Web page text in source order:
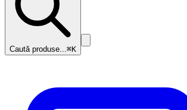
Caută produse...⌘K